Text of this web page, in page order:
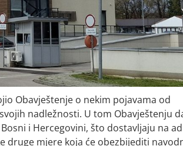
Obavještenje o nekim pojavama od
nadležnosti. U tom Obavještenju
i Hercegovini, što dostavljaju na
druge mjere koja će obezbijediti